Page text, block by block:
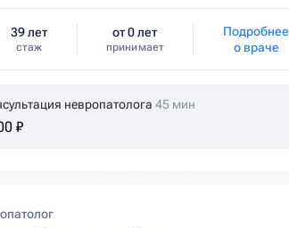
39 лет
стаж
от 0 лет
принимает
Подробнее
о враче
невропатолога 45 мин
₽